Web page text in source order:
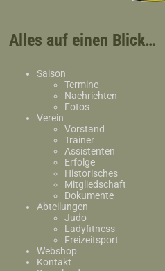
Alles auf einen Blick…
Saison
Termine
Nachrichten
Fotos
Verein
Vorstand
Trainer
Assistenten
Erfolge
Historisches
Mitgliedschaft
Dokumente
Abteilungen
Judo
Ladyfitness
Freizeitsport
Webshop
Kontakt